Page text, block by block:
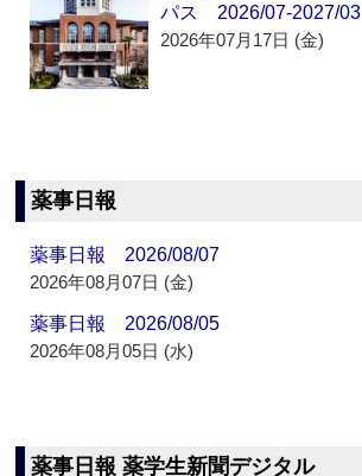
パス 2026/07-2027/03
2026年07月17日 (金)
薬事日報
薬事日報 2026/08/07
2026年08月07日 (金)
薬事日報 2026/08/05
2026年08月05日 (水)
薬事日報 薬学生新聞デジタル